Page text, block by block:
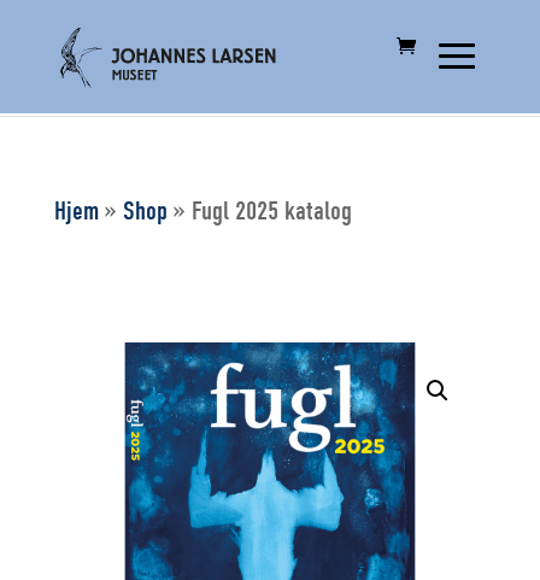
Hjem» Shop » Fugl 2025 katalog